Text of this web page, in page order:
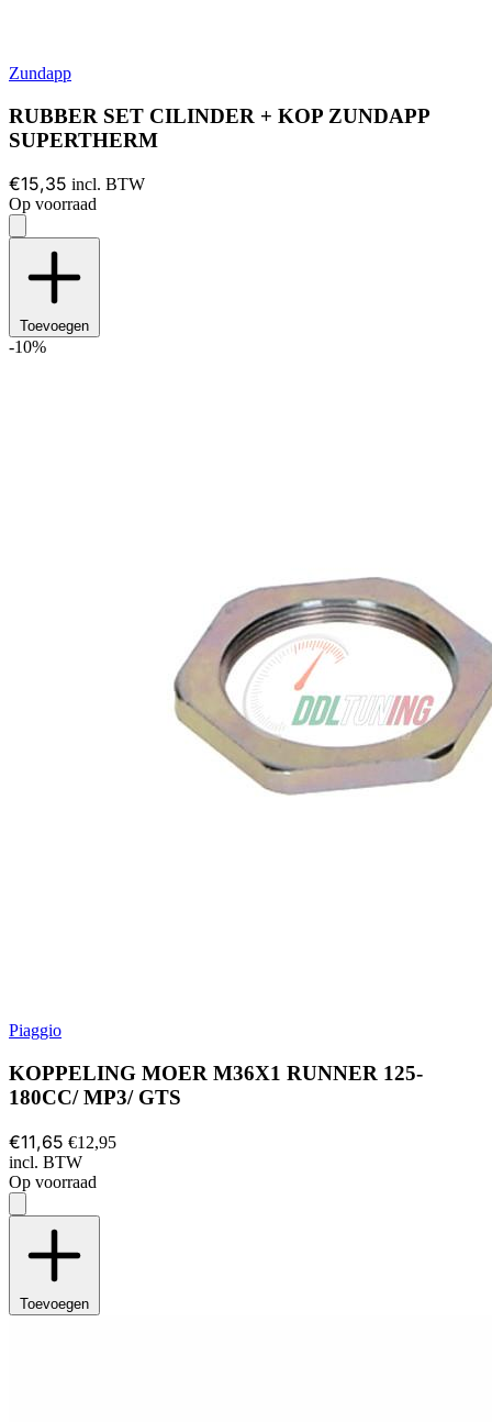
Zundapp
RUBBER SET CILINDER + KOP ZUNDAPP
SUPERTHERM
€15,35 incl. BTW
Op voorraad
Toevoegen
-10%
Piaggio
KOPPELING MOER M36X1 RUNNER 125-
180CC/ MP3/ GTS
€11,65 €12,95
incl. BTW
Op voorraad
Toevoegen